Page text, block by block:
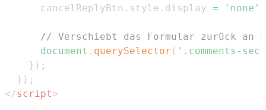
      cancelReplyBtn
. style . display = 'none'
// Verschiebt das Formular zurück an
document . querySelector ( '.comments-
} ) ;
} ) ;
</script>